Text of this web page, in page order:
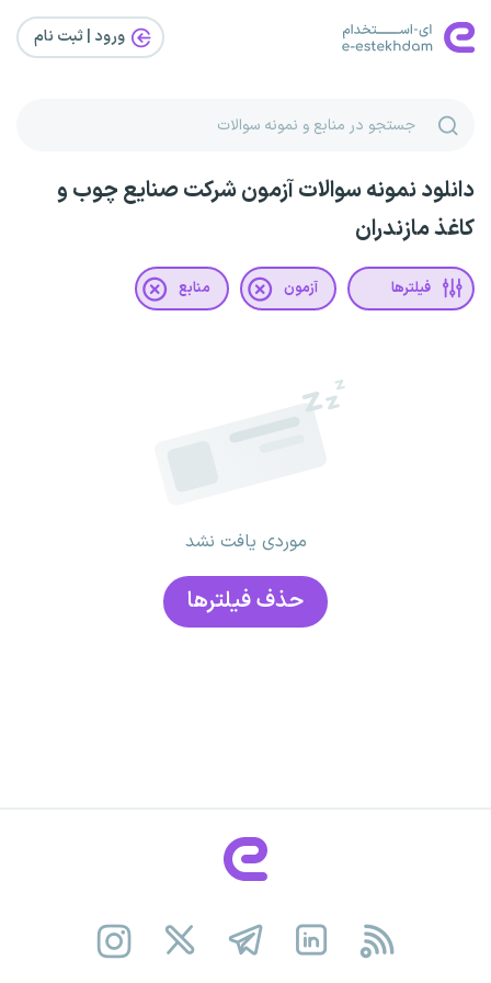
ورود | ثبت‌ نام
دانلود نمونه سوالات آزمون شرکت صنایع چوب و
کاغذ مازندران
فیلترها آزمون منابع
موردی یافت نشد
حذف فیلتر‌ها